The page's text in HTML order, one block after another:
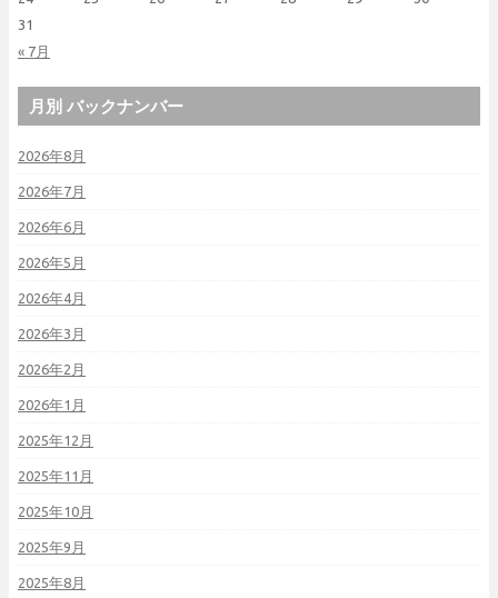
« 7月
31
月別 バックナンバー
2026年8月
2026年7月
2026年6月
2026年5月
2026年4月
2026年3月
2026年2月
2026年1月
2025年12月
2025年11月
2025年10月
2025年9月
2025年8月